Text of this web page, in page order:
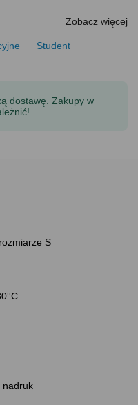
Zobacz więcej
Student
dostawę. Zakupy w
S
nadruk